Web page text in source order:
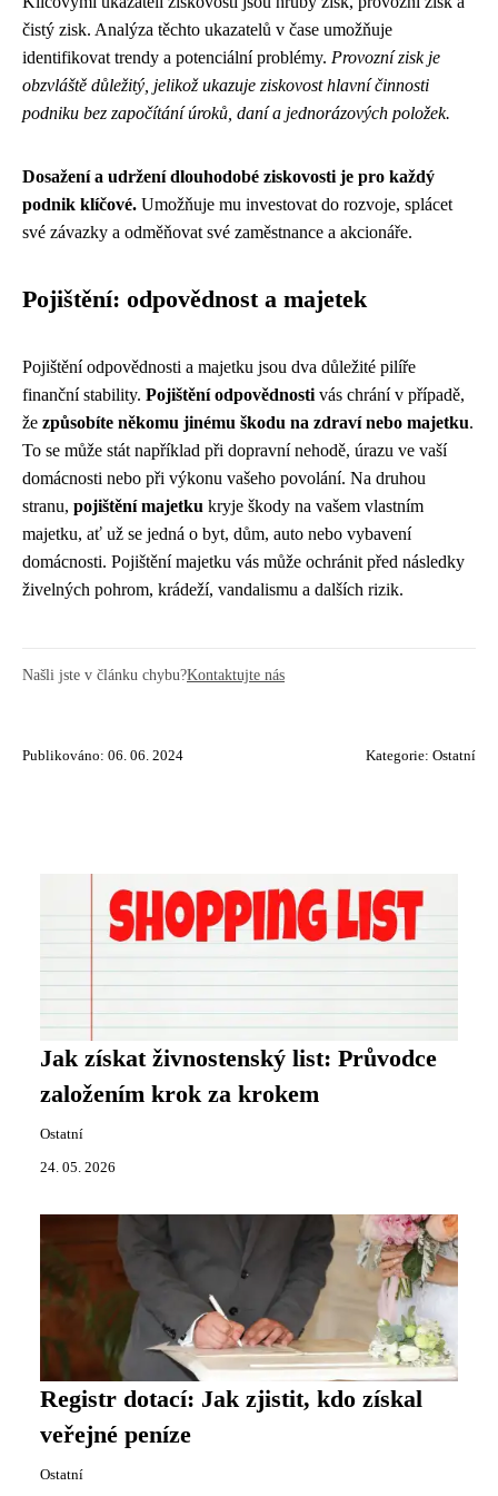
čistý zisk. Analýza těchto ukazatelů v čase umožňuje
identifikovat trendy a potenciální problémy. Provozní zisk je
obzvláště důležitý, jelikož ukazuje ziskovost hlavní činnosti
podniku bez započítání úroků, daní a jednorázových položek.
Dosažení a udržení dlouhodobé ziskovosti je pro každý
podnik klíčové. Umožňuje mu investovat do rozvoje, splácet
své závazky a odměňovat své zaměstnance a akcionáře.
Pojištění: odpovědnost a majetek
Pojištění odpovědnosti a majetku jsou dva důležité pilíře
finanční stability. Pojištění odpovědnosti vás chrání v případě,
že způsobíte někomu jinému škodu na zdraví nebo majetku.
To se může stát například při dopravní nehodě, úrazu ve vaší
domácnosti nebo při výkonu vašeho povolání. Na druhou
stranu, pojištění majetku kryje škody na vašem vlastním
majetku, ať už se jedná o byt, dům, auto nebo vybavení
domácnosti. Pojištění majetku vás může ochránit před následky
živelných pohrom, krádeží, vandalismu a dalších rizik.
Našli jste v článku chybu?Kontaktujte nás
Publikováno: 06. 06. 2024 Kategorie: Ostatní
Jak získat živnostenský list: Průvodce
založením krok za krokem
Ostatní
24. 05. 2026
Registr dotací: Jak zjistit, kdo získal
veřejné peníze
Ostatní